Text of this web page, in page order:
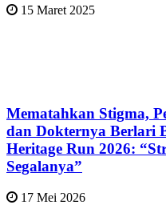
15 Maret 2025
Mematahkan Stigma,
dan Dokternya Berlari
Heritage Run 2026:
Segalanya”
17 Mei 2026